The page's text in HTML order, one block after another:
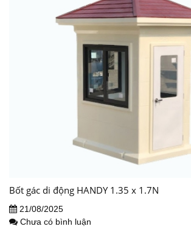
Bốt gác di động HANDY 1.35 x 1.7N
21/08/2025
Chưa có bình luận